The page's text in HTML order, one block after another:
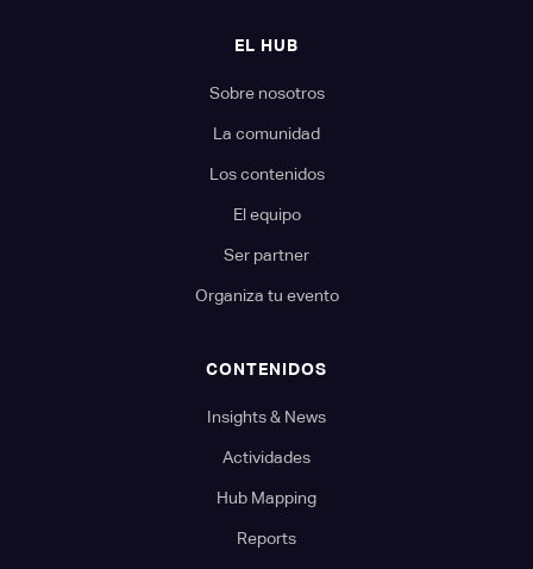
EL HUB
Sobre nosotros
La comunidad
Los contenidos
El equipo
Ser partner
Organiza tu evento
CONTENIDOS
Insights & News
Actividades
Hub Mapping
Reports